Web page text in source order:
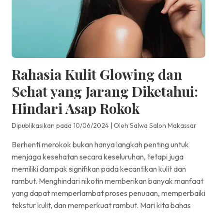
Rahasia Kulit Glowing dan
Sehat yang Jarang Diketahui:
Hindari Asap Rokok
Dipublikasikan pada 10/06/2024 Oleh Salwa Salon Makassar
Berhenti merokok bukan hanya langkah penting untuk
menjaga kesehatan secara keseluruhan, tetapi juga
memiliki dampak signifikan pada kecantikan kulit dan
rambut. Menghindari nikotin memberikan banyak manfaat
yang dapat memperlambat proses penuaan, memperbaiki
tekstur kulit, dan memperkuat rambut. Mari kita bahas